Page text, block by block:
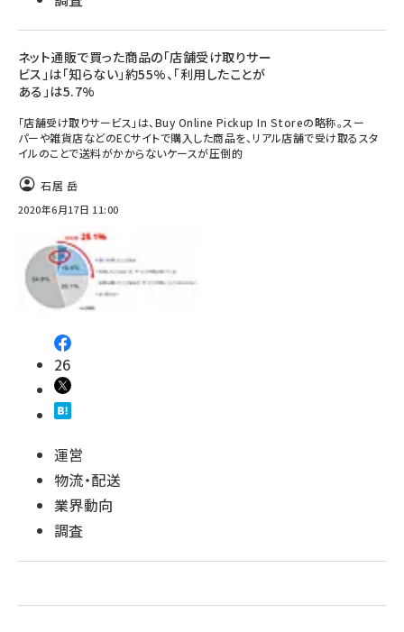
ネット通販で買った商品の「店舗受け取りサー
ビス」は「知らない」約55%、「利用したことが
ある」は5.7%
「店舗受け取りサービス」は、Buy Online Pickup In Storeの略称。スー
パーや雑貨店などのECサイトで購入した商品を、リアル店舗で受け取るスタ
イルのことで送料がかからないケースが圧倒的
石居 岳
2020年6月17日 11:00
26
運営
物流・配送
業界動向
調査